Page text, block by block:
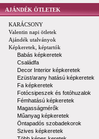
AJÁNDÉK ÖTLETEK
KARÁCSONY
Valentin napi ötletek
Ajándék utalványok
Képkeretek, képtartók
Babás képkeretek
Családfa
Decor Interior képkeretek
Ezüst/arany hatású képkeretek
Fa képkeretek
Fotócsipeszek és fotóhuzalok
Fémhatású képkeretek
Magasságmérők
Műanyag képkeretek
Öntapadós szobadekorok
Szives képkeretek